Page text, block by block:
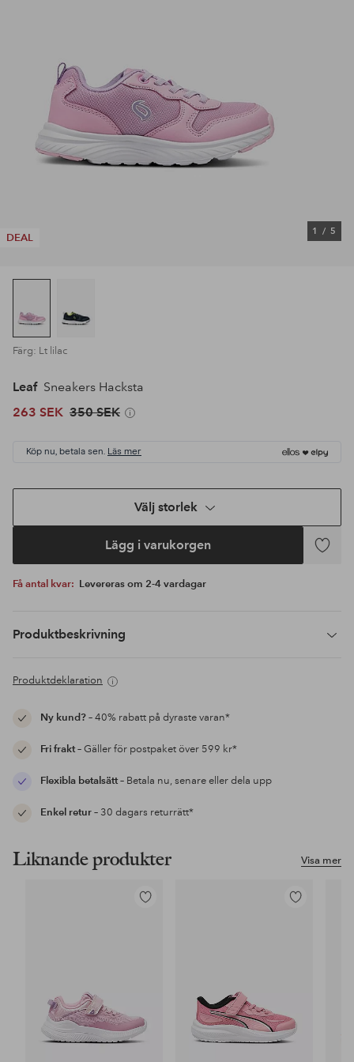
DEAL
1 / 5
Färg: Lt lilac
Leaf Sneakers Hacksta
263 SEK 350 SEK
Köp nu, betala sen. Läs mer
Välj storlek
Lägg i varukorgen
Lägg
Få antal kvar: Levereras om 2-4 vardagar
Produktbeskrivning
Produktdeklaration
Ny kund?– 40% rabatt på dyraste varan*
Fri frakt– Gäller för postpaket över 599 kr*
Flexibla betalsätt– Betala nu, senare eller dela upp
Enkel retur– 30 dagars returrätt*
Visa mer
Liknande produkter
Lägg
Lägg